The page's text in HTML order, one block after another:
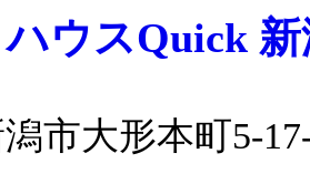
ウスQuick
市大形本町5-